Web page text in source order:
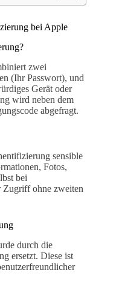
bei Apple
zwei
(Ihr Passwort), und
Gerät oder
wird neben dem
abgefragt.
sensible
Fotos,
bei
Zugriff ohne zweiten
durch die
ersetzt. Diese ist